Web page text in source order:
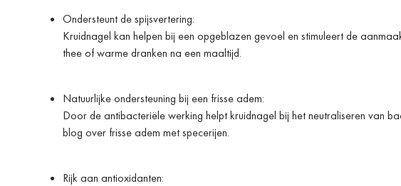
Ondersteunt de spijsvertering:
Kruidnagel kan helpen bij een opgeblazen gevoel en stimuleert de
thee of warme dranken na een maaltijd.
Natuurlijke ondersteuning bij een frisse adem:
Door de antibacteriële werking helpt kruidnagel bij het neutraliseren van
blog over frisse adem met specerijen.
Rijk aan antioxidanten: